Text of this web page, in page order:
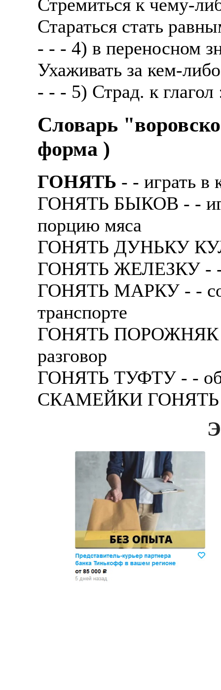
Стремиться к чему-
Стараться стать
- - - 4) в переносном
Ухаживать за кем-
- - - 5) Страд. к глагол
Словарь
форма )
ГОНЯТЬ - - игpать в
ГОНЯТЬ БЫКОВ - -
поpцию мяса
ГОНЯТЬ ДУНЬКУ
ГОНЯТЬ ЖЕЛЕЗКУ - -
ГОНЯТЬ МАРКУ - -
тpанспоpте
ГОНЯТЬ ПОРОЖНЯК - -
pазговоp
ГОНЯТЬ ТУФТУ - -
СКАМЕЙКИ ГОНЯТЬ -